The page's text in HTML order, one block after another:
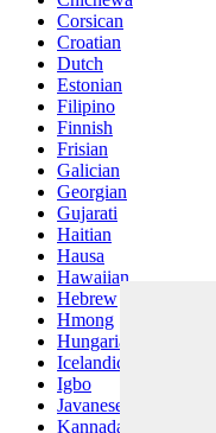
Corsican
Croatian
Dutch
Estonian
Filipino
Finnish
Frisian
Galician
Georgian
Gujarati
Haitian
Hausa
Hawaiian
Hebrew
Hmong
Hungarian
Icelandic
Igbo
Javanese
Kannada